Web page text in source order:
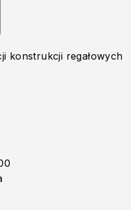
konstrukcji regałowych